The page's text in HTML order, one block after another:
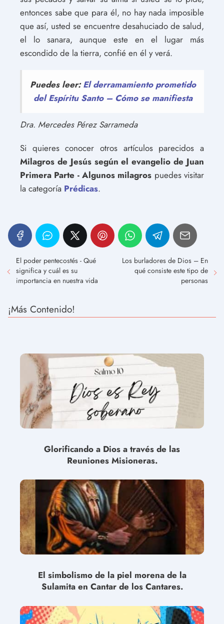
entonces sabe que para él, no hay nada imposible
que así, usted se encuentre desahuciado de salud,
el lo sanara, aunque este en el lugar más
escondido de la tierra, confié en él y verá.
Puedes leer:El derramamiento prometido
del Espíritu Santo – Cómo se manifiesta
Dra. Mercedes Pérez Sarrameda
Si quieres conocer otros artículos parecidos a
Milagros de Jesús según el evangelio de Juan
Primera Parte - Algunos milagros puedes visitar
la categoría Prédicas.
El poder pentecostés - Qué
significa y cuál es su
importancia en nuestra vida
Los burladores de Dios – En
qué consiste este tipo de
personas
¡Más Contenido!
Glorificando a Dios a través de las
Reuniones Misioneras.
El simbolismo de la piel morena de la
Sulamita en Cantar de los Cantares.